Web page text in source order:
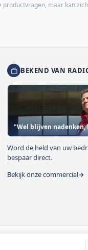
maar kan
BEKEND VAN
"Wel blijven nadenken,
Word de held van uw
bespaar direct.
Bekijk onze commercial